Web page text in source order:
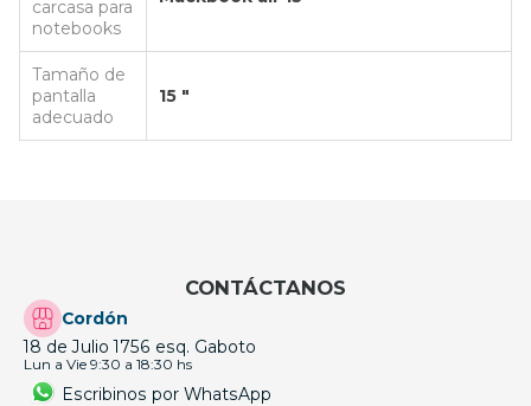
carcasa para
notebooks
Tamaño de
pantalla
adecuado
15 "
CONTÁCTANOS
Cordón
18 de Julio 1756 esq. Gaboto
Lun a Vie 9:30 a 18:30 hs
Escribinos por WhatsApp